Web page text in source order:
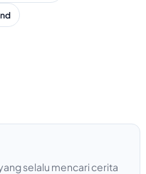
selalu mencari cerita